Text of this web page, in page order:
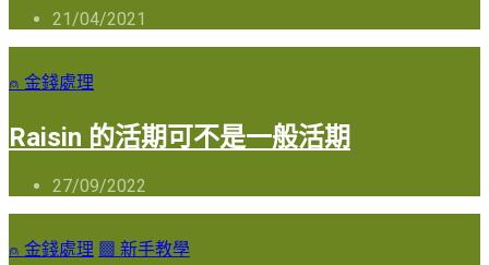
21/04/2021
⍝ 金錢處理
Raisin 的活期可不是一般活期
27/09/2022
⍝ 金錢處理 ▩ 新手教學